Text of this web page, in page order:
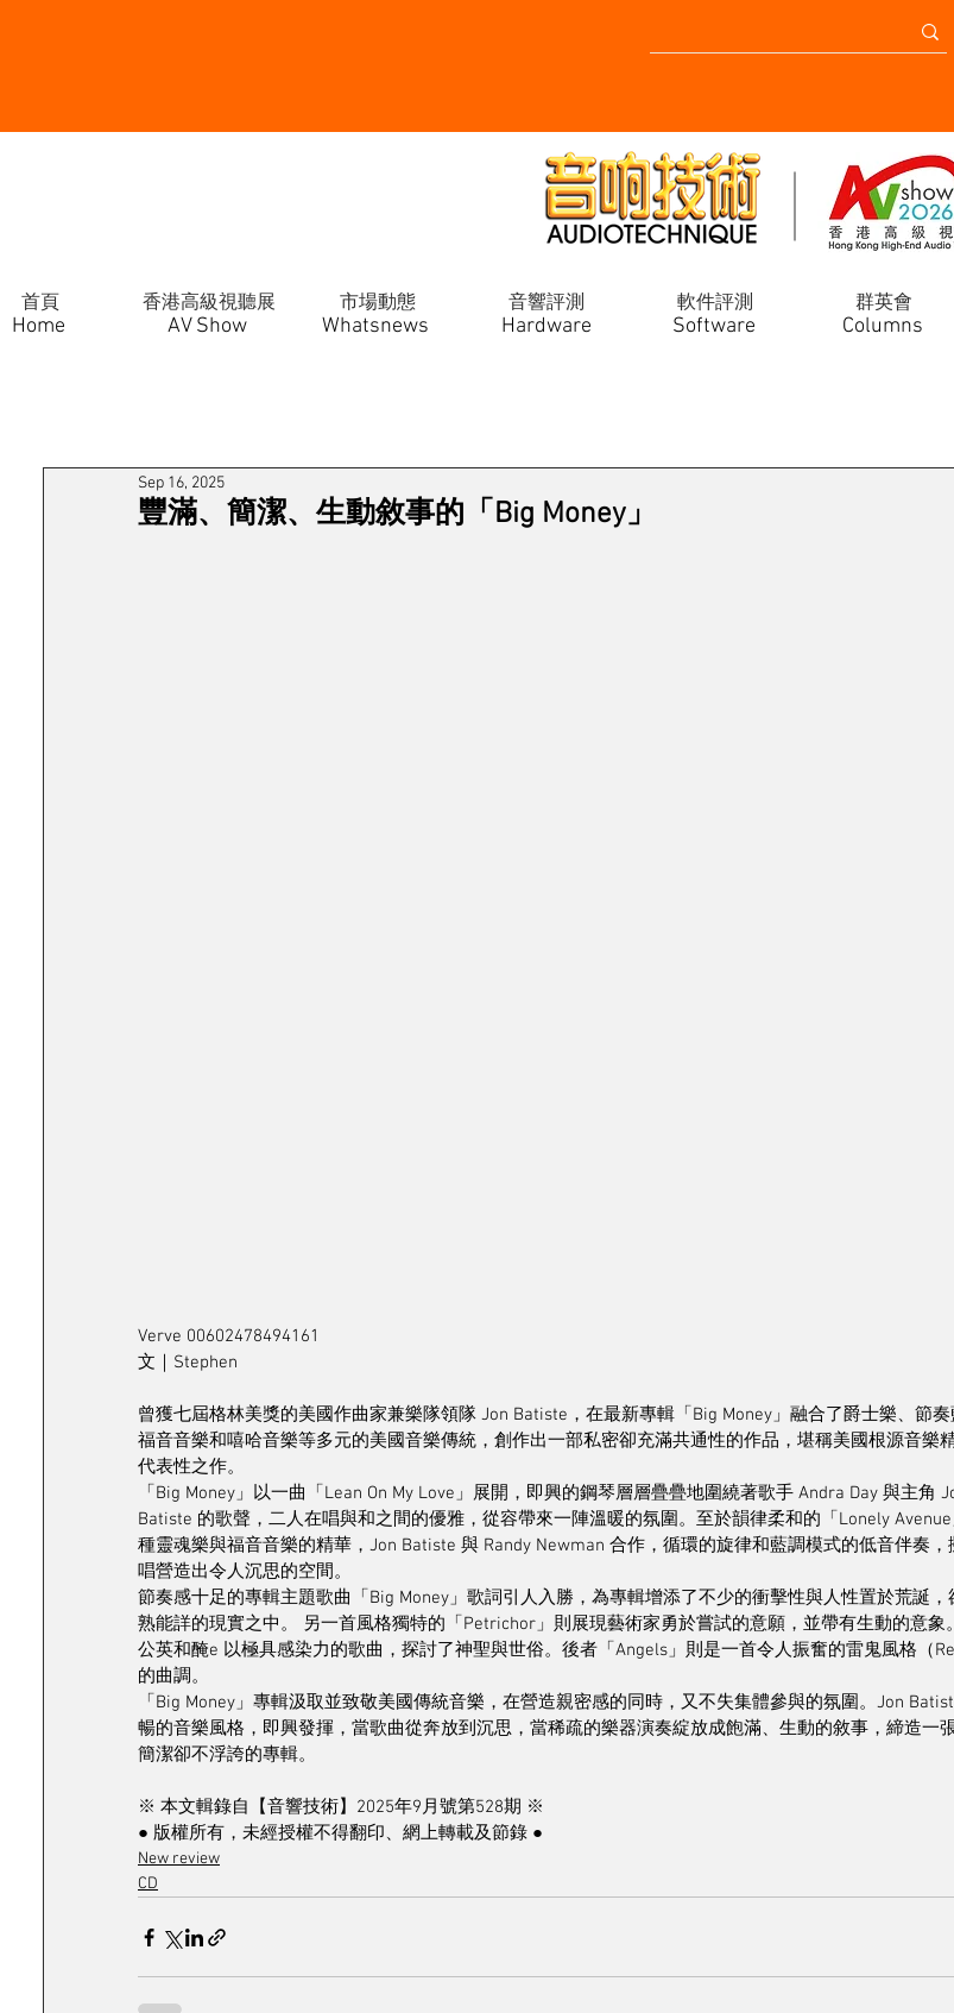
Home
首頁 香港高級視聽展 市場動態 音響評測 軟件評測 群英會
AV Show Whatsnews Hardware Software Columns
豐滿、簡潔、生動敘事的「Big Money」
Sep 16, 2025
Verve 00602478494161
文｜Stephen
曾獲七屆格林美獎的美國作曲家兼樂隊領隊 Jon Batiste，在最新專輯「Big Money」融合了爵士樂、節奏
福音音樂和嘻哈音樂等多元的美國音樂傳統，創作出一部私密卻充滿共通性的作品，堪稱美國根源音樂
代表性之作。
「Big Money」以一曲「Lean On My Love」展開，即興的鋼琴層層疊疊地圍繞著歌手 Andra Day 與主角
Batiste 的歌聲，二人在唱與和之間的優雅，從容帶來一陣溫暖的氛圍。至於韻律柔和的「Lonely
種靈魂樂與福音音樂的精華，Jon Batiste 與 Randy Newman 合作，循環的旋律和藍調模式的低音伴奏，
唱營造出令人沉思的空間。
節奏感十足的專輯主題歌曲「Big Money」歌詞引人入勝，為專輯增添了不少的衝擊性與人性置於荒誕，
熟能詳的現實之中。 另一首風格獨特的「Petrichor」則展現藝術家勇於嘗試的意願，並帶有生動的意象
公英和醃e 以極具感染力的歌曲，探討了神聖與世俗。後者「Angels」則是一首令人振奮的雷鬼風格（
的曲調。
「Big Money」專輯汲取並致敬美國傳統音樂，在營造親密感的同時，又不失集體參與的氛圍。Jon
暢的音樂風格，即興發揮，當歌曲從奔放到沉思，當稀疏的樂器演奏綻放成飽滿、生動的敘事，締造一張
簡潔卻不浮誇的專輯。
※ 本文輯錄自【音響技術】2025年9月號第528期 ※
● 版權所有，未經授權不得翻印、網上轉載及節錄 ●
New review
CD